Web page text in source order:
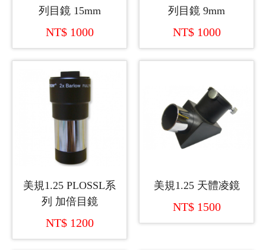
列目鏡 15mm
NT$ 1000
列目鏡 9mm
NT$ 1000
美規1.25 PLOSSL系
列 加倍目鏡
NT$ 1200
美規1.25 天體凌鏡
NT$ 1500